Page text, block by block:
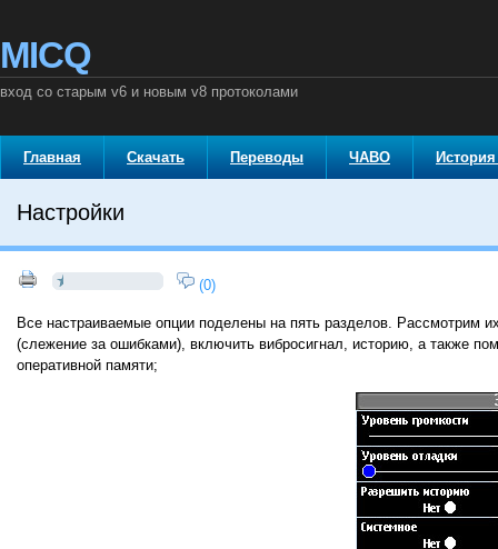
MICQ
вход со старым v6 и новым v8 протоколами
Главная Скачать Переводы ЧАВО
Настройки
(0)
Все настраиваемые опции поделены на пять разделов. Рассмотрим
(слежение за ошибками), включить вибросигнал, историю, а также
оперативной памяти;